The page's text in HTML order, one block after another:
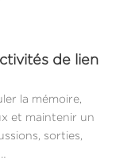
de lien
la mémoire,
et maintenir un
sorties,